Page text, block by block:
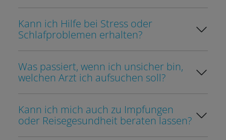
Kann ich Hilfe bei Stress oder
Schlafproblemen erhalten?
Was passiert, wenn ich unsicher bin,
welchen Arzt ich aufsuchen soll?
Kann ich mich auch zu Impfungen
oder Reisegesundheit beraten lassen?